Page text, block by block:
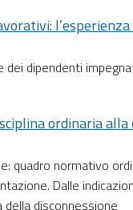
dipendenti
ordinaria
quadro normativo
Dalle
della disconnessione